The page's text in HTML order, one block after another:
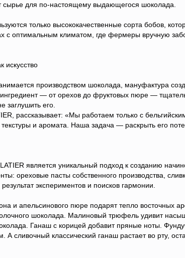
сырье для по-настоящему выдающегося шоколада.
только высококачественные сорта бобов,
с оптимальным климатом, где фермеры вручную
искусство
производством шоколада, мануфактура
— от орехов до фруктовых пюре —
заглушить его.
рассказывает: «Мы работаем только с
и аромата. Наша задача — раскрыть его
является уникальный подход к созданию
ореховые пасты собственного производства,
экспериментов и поисков гармонии.
и апельсинового пюре подарят тепло восточных
шоколада. Малиновый трюфель удивит
Ганаш с корицей добавит пряные ноты.
сливочный классический ганаш растает во рту,